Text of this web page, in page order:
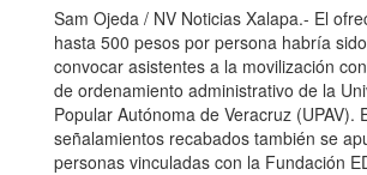
Sam Ojeda / NV Noticias Xalapa.- El
hasta 500 pesos por persona habría
convocar asistentes a la movilización
de ordenamiento administrativo de la
Popular Autónoma de Veracruz (UPAV).
señalamientos recabados también se
personas vinculadas con la Fundación